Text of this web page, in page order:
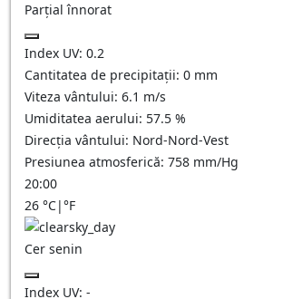
Parțial înnorat
Index UV: 0.2
Cantitatea de precipitații: 0 mm
Viteza vântului: 6.1 m/s
Umiditatea aerului: 57.5 %
Direcția vântului: Nord-Nord-Vest
Presiunea atmosferică: 758 mm/Hg
20:00
26 °C|°F
Cer senin
Index UV: -